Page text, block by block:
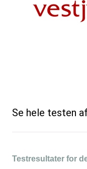
Se hele testen
Testresultater for